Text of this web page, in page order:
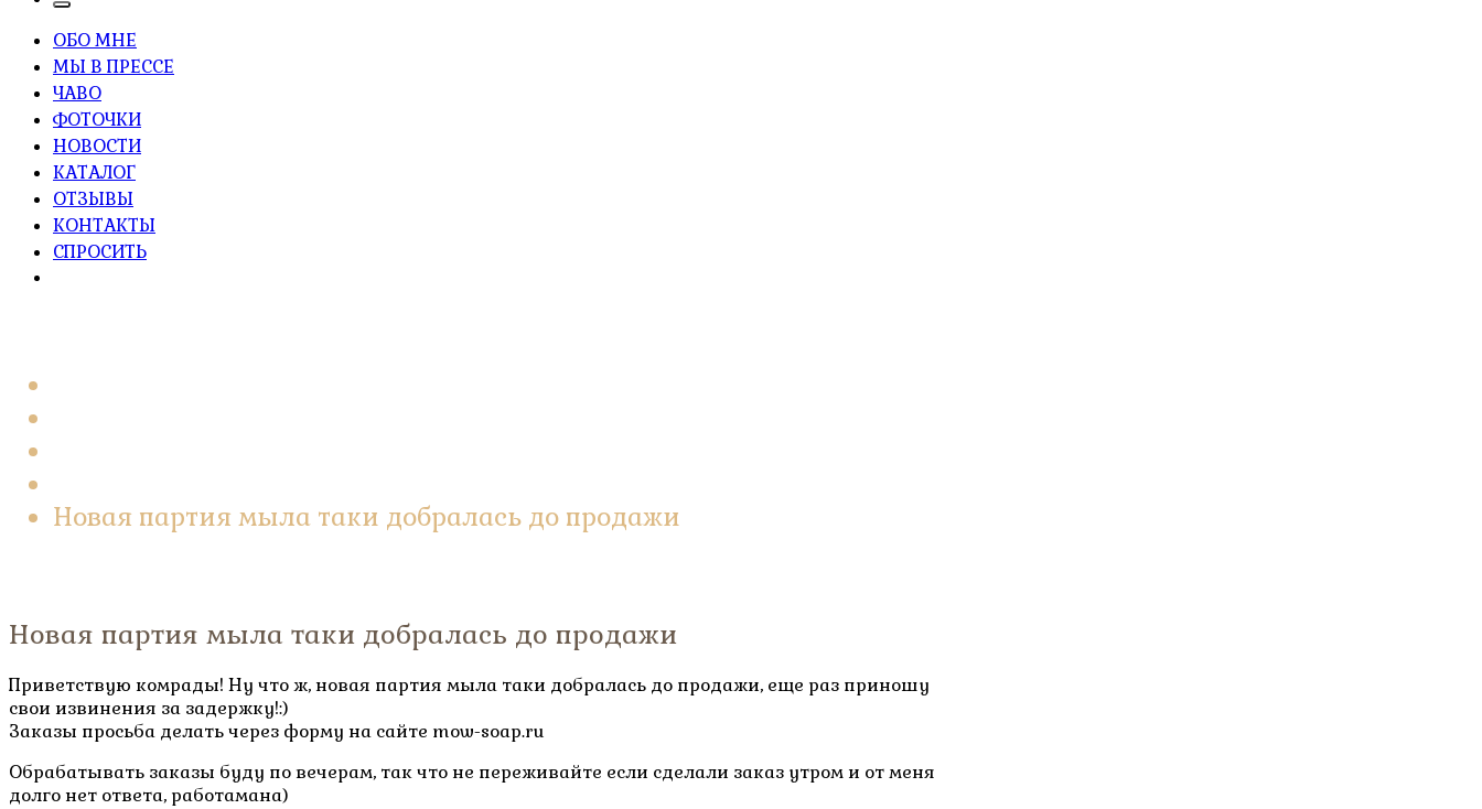
ОБО МНЕ
МЫ В ПРЕССЕ
ЧАВО
ФОТОЧКИ
НОВОСТИ
КАТАЛОГ
ОТЗЫВЫ
КОНТАКТЫ
СПРОСИТЬ
Новая партия мыла таки добралась до продажи
Новая партия мыла таки добралась до продажи
Приветствую комрады! Ну что ж, новая партия мыла таки добралась до продажи, еще раз приношу
свои извинения за задержку!:)
Заказы просьба делать через форму на сайте mow-soap.ru
Обрабатывать заказы буду по вечерам, так что не переживайте если сделали заказ утром и от меня
долго нет ответа, работамана)